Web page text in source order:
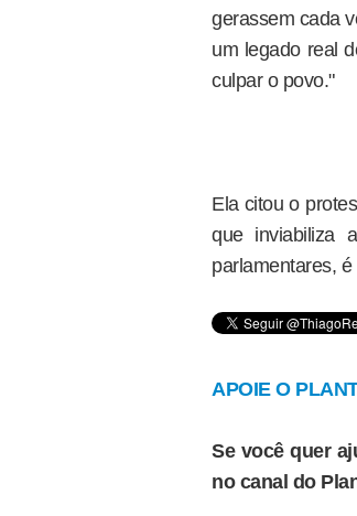
gerassem cada
um legado real
culpar o povo."
Ela citou o
que inviabiliza
parlamentares,
APOIE O
Se você quer
no canal do